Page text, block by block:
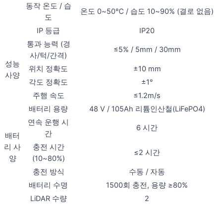
동작 온도 / 습
도
온도 0~50℃ / 습도 10~90% (결로 없음)
IP 등급 IP20
성능
사양
통과 능력 (경
사/턱/간격)
≤5% / 5mm / 30mm
위치 정확도
±10 mm
각도 정확도
±1°
주행 속도
≤1.2m/s
배터
리 사
양
배터리 용량
48 V / 105Ah 리튬인산철(LiFePO4)
연속 운행 시
간
6 시간
충전 시간
(10~80%)
≤2 시간
충전 방식
수동 / 자동
배터리 수명
1500회 충전, 용량 ≥80%
LiDAR 수량
2